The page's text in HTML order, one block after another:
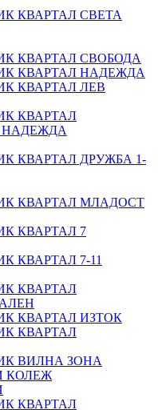
КВАРТАЛ СВЕТА
КВАРТАЛ СВОБОДА
КВАРТАЛ НАДЕЖДА
КВАРТАЛ ЛЕВ
КВАРТАЛ
НАДЕЖДА
КВАРТАЛ ДРУЖБА 1-
КВАРТАЛ МЛАДОСТ
КВАРТАЛ 7
КВАРТАЛ 7-11
КВАРТАЛ
КВАРТАЛ ИЗТОК
КВАРТАЛ
ВИЛНА ЗОНА
КОЛЕЖ
КВАРТАЛ